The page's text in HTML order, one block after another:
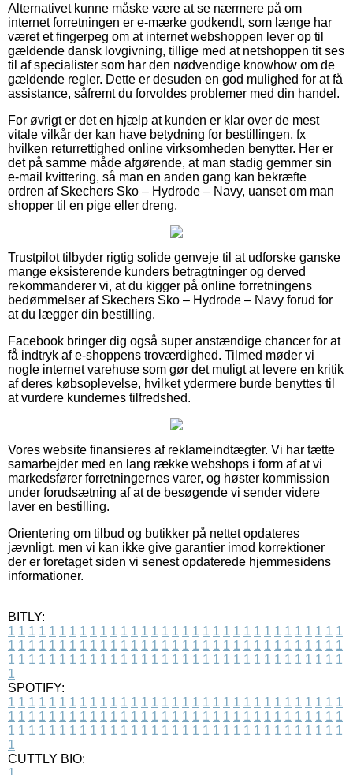
Alternativet kunne måske være at se nærmere på om
internet forretningen er e-mærke godkendt, som længe har
været et fingerpeg om at internet webshoppen lever op til
gældende dansk lovgivning, tillige med at netshoppen tit ses
til af specialister som har den nødvendige knowhow om de
gældende regler. Dette er desuden en god mulighed for at få
assistance, såfremt du forvoldes problemer med din handel.
For øvrigt er det en hjælp at kunden er klar over de mest
vitale vilkår der kan have betydning for bestillingen, fx
hvilken returrettighed online virksomheden benytter. Her er
det på samme måde afgørende, at man stadig gemmer sin
e-mail kvittering, så man en anden gang kan bekræfte
ordren af Skechers Sko – Hydrode – Navy, uanset om man
shopper til en pige eller dreng.
Trustpilot tilbyder rigtig solide genveje til at udforske ganske
mange eksisterende kunders betragtninger og derved
rekommanderer vi, at du kigger på online forretningens
bedømmelser af Skechers Sko – Hydrode – Navy forud for
at du lægger din bestilling.
Facebook bringer dig også super anstændige chancer for at
få indtryk af e-shoppens troværdighed. Tilmed møder vi
nogle internet varehuse som gør det muligt at levere en kritik
af deres købsoplevelse, hvilket ydermere burde benyttes til
at vurdere kundernes tilfredshed.
Vores website finansieres af reklameindtægter. Vi har tætte
samarbejder med en lang række webshops i form af at vi
markedsfører forretningernes varer, og høster kommission
under forudsætning af at de besøgende vi sender videre
laver en bestilling.
Orientering om tilbud og butikker på nettet opdateres
jævnligt, men vi kan ikke give garantier imod korrektioner
der er foretaget siden vi senest opdaterede hjemmesidens
informationer.
BITLY:
1 1 1 1 1 1 1 1 1 1 1 1 1 1 1 1 1 1 1 1 1 1 1 1 1 1 1 1 1 1 1 1 1
1 1 1 1 1 1 1 1 1 1 1 1 1 1 1 1 1 1 1 1 1 1 1 1 1 1 1 1 1 1 1 1 1
1 1 1 1 1 1 1 1 1 1 1 1 1 1 1 1 1 1 1 1 1 1 1 1 1 1 1 1 1 1 1 1 1
1
SPOTIFY:
1 1 1 1 1 1 1 1 1 1 1 1 1 1 1 1 1 1 1 1 1 1 1 1 1 1 1 1 1 1 1 1 1
1 1 1 1 1 1 1 1 1 1 1 1 1 1 1 1 1 1 1 1 1 1 1 1 1 1 1 1 1 1 1 1 1
1 1 1 1 1 1 1 1 1 1 1 1 1 1 1 1 1 1 1 1 1 1 1 1 1 1 1 1 1 1 1 1 1
1
CUTTLY BIO: